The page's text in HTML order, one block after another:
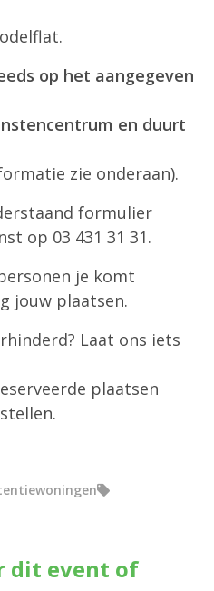
op het aangegeven
en duurt
zie onderaan).
formulier
op 03 431 31 31.
je komt
jouw plaatsen.
Laat ons iets
plaatsen
dit event of